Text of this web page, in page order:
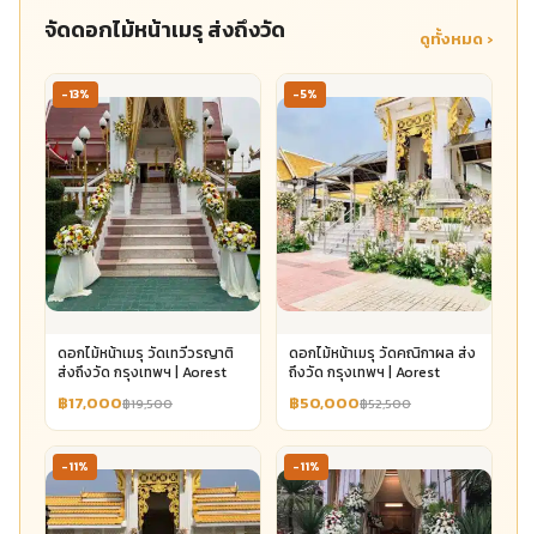
จัดดอกไม้หน้าเมรุ ส่งถึงวัด ดูทั้งหมด ›
-13%
ดอกไม้หน้าเมรุ วัดเทวีวรญาติ
ส่งถึงวัด กรุงเทพฯ | Aorest
฿17,000฿19,500
-5%
ดอกไม้หน้าเมรุ วัดคณิกาผล ส่ง
ถึงวัด กรุงเทพฯ | Aorest
฿50,000฿52,500
-11% -11%